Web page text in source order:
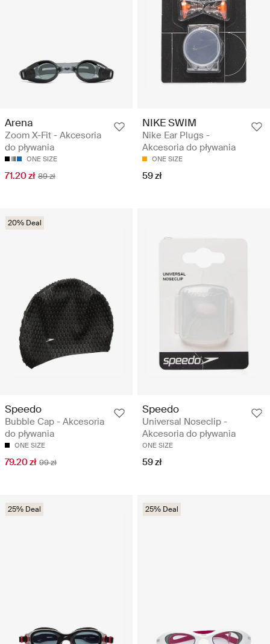
Arena
Zoom X-Fit - Akcesoria
do pływania
ONE SIZE
71.20 zł 89 zł
NIKE SWIM
Nike Ear Plugs -
Akcesoria do pływania
ONE SIZE
59 zł
20% Deal
Speedo
Bubble Cap - Akcesoria
do pływania
ONE SIZE
79.20 zł 99 zł
Speedo
Universal Noseclip -
Akcesoria do pływania
ONE SIZE
59 zł
25% Deal 25% Deal